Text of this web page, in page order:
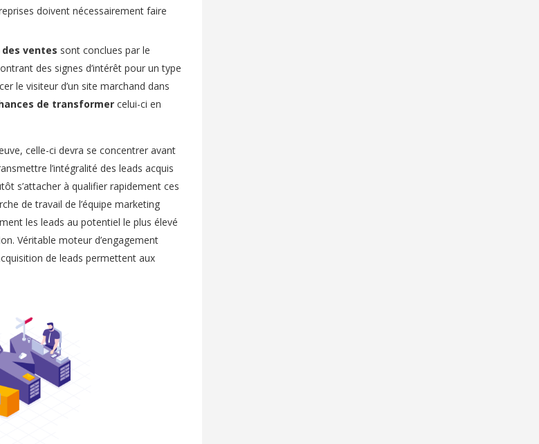
doivent nécessairement faire
des ventes sont conclues par le
des signes d’intérêt pour un type
le visiteur d’un site marchand dans
de transformer celui-ci en
celle-ci devra se concentrer avant
l’intégralité des leads acquis
s’attacher à qualifier rapidement ces
de travail de l’équipe marketing
les leads au potentiel le plus élevé
Véritable moteur d’engagement
de leads permettent aux